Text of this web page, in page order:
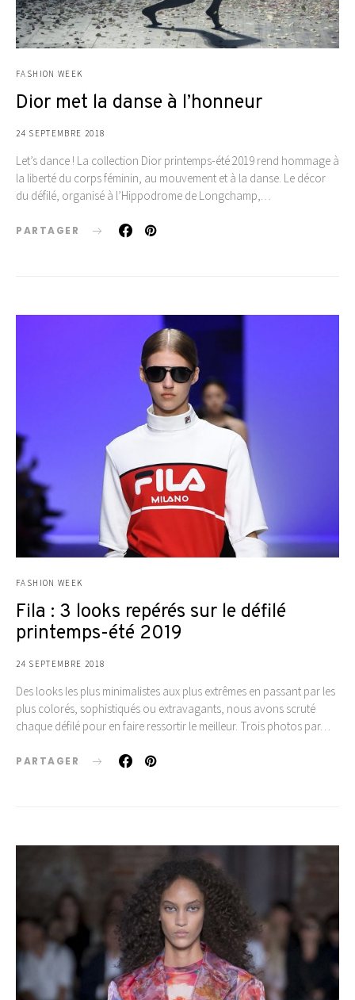
FASHION WEEK
Dior met la danse à l’honneur
24 SEPTEMBRE 2018
Let’s dance ! La collection Dior printemps-été 2019 rend hommage à
la liberté du corps féminin, au mouvement et à la danse. Le décor
du défilé, organisé à l’Hippodrome de Longchamp,…
PARTAGER
FASHION WEEK
Fila : 3 looks repérés sur le défilé
printemps-été 2019
24 SEPTEMBRE 2018
Des looks les plus minimalistes aux plus extrêmes en passant par les
plus colorés, sophistiqués ou extravagants, nous avons scruté
chaque défilé pour en faire ressortir le meilleur. Trois photos par…
PARTAGER